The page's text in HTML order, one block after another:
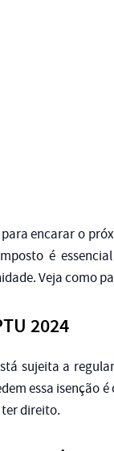
encarar o
é
Veja como
2024
sujeita a
essa isenção
ter direito.